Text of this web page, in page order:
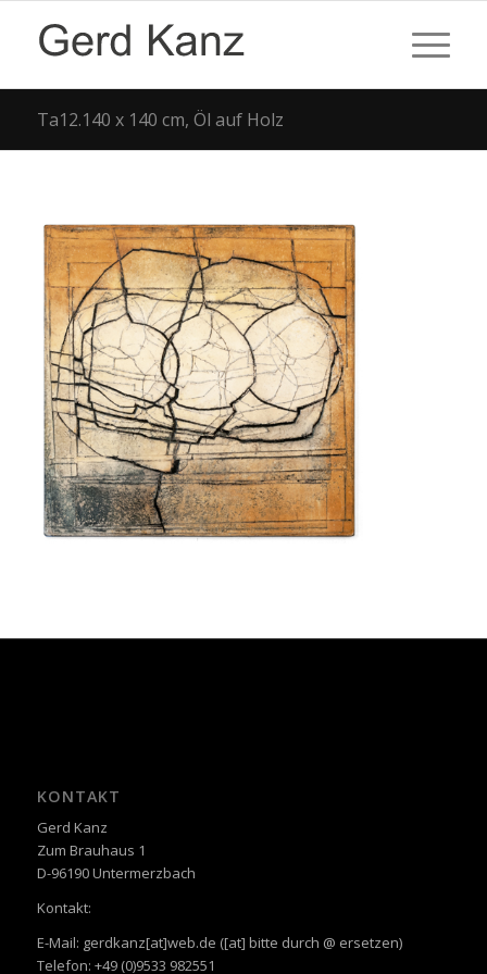
Ta12.140 x 140 cm, Öl auf Holz
KONTAKT
Gerd Kanz
Zum Brauhaus 1
D-96190 Untermerzbach
Kontakt:
E-Mail: gerdkanz[at]web.de ([at] bitte durch @ ersetzen)
Telefon: +49 (0)9533 982551